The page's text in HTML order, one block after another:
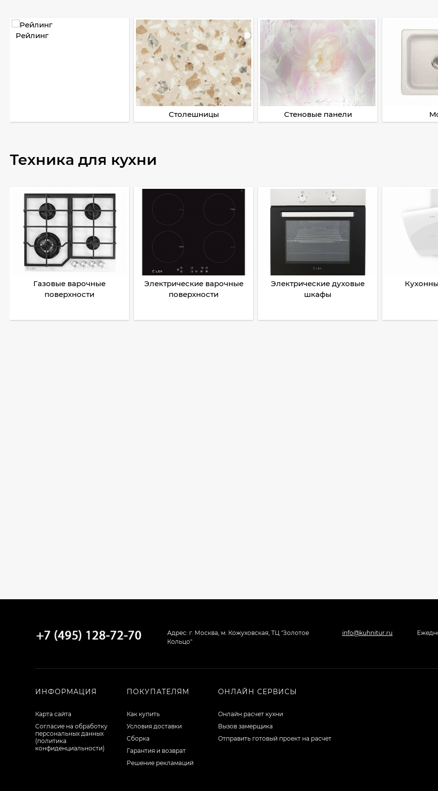
Рейлинг
Столешницы Стеновые панели
Техника для кухни
Газовые варочные
поверхности
Электрические варочные
поверхности
Электрические духовые
шкафы
Адрес: г. Москва, м. Кожуховская, ТЦ "Золотое
Кольцо"
info@kuhnitur.ru
ИНФОРМАЦИЯ
Карта сайта
Согласие на обработку
персональных данных
(политика
конфиденциальности)
ПОКУПАТЕЛЯМ
Как купить
Условия доставки
Сборка
Гарантия и возврат
Решение рекламаций
ОНЛАЙН СЕРВИСЫ
Онлайн расчет кухни
Вызов замерщика
Отправить готовый проект на расчет